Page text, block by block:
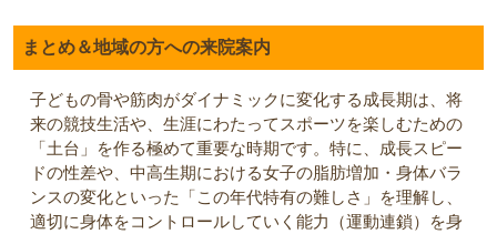
まとめ＆地域の方への来院案内
子どもの骨や筋肉がダイナミックに変化する成長期は、将
来の競技生活や、生涯にわたってスポーツを楽しむための
「土台」を作る極めて重要な時期です。特に、成長スピー
ドの性差や、中高生期における女子の脂肪増加・身体バラ
ンスの変化といった「この年代特有の難しさ」を理解し、
適切に身体をコントロールしていく能力（運動連鎖）を身